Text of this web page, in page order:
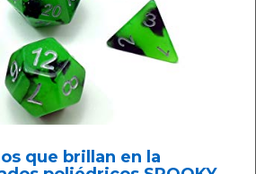
que brillan en la